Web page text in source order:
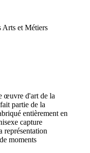
Arts et Métiers
œuvre d'art de la
partie de la
entièrement en
capture
représentation
moments